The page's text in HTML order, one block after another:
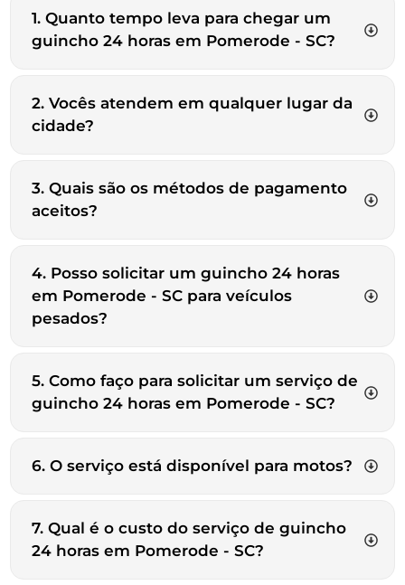
1. Quanto tempo leva para chegar um
guincho 24 horas em Pomerode - SC?
2. Vocês atendem em qualquer lugar da
cidade?
3. Quais são os métodos de pagamento
aceitos?
4. Posso solicitar um guincho 24 horas
em Pomerode - SC para veículos
pesados?
5. Como faço para solicitar um serviço de
guincho 24 horas em Pomerode - SC?
6. O serviço está disponível para motos?
7. Qual é o custo do serviço de guincho
24 horas em Pomerode - SC?